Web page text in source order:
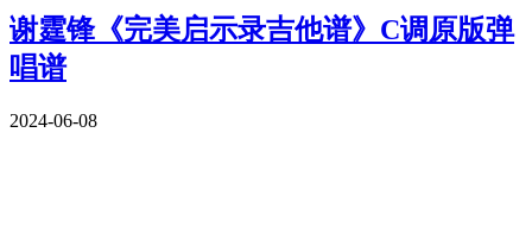
谢霆锋《完美启示录吉他谱》C调原版弹
唱谱
2024-06-08